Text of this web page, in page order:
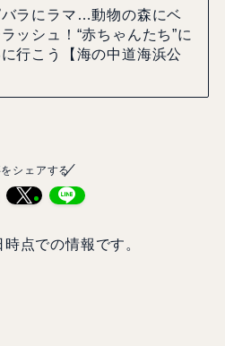
バラにラマ…動物の森にベ
ッシュ！“赤ちゃんたち”に
行こう【海の中道海浜公
シェアする
点での情報です。